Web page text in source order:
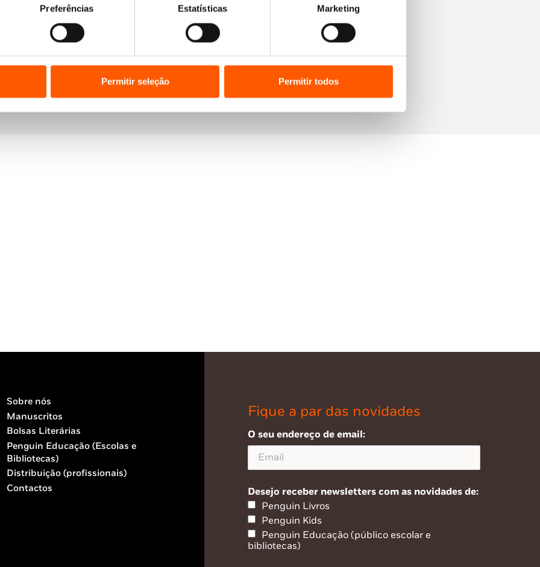
Preferências Estatísticas Marketing
Permitir seleção Permitir todos
Sobre nós
Manuscritos
Bolsas Literárias
Penguin Educação (Escolas e
Bibliotecas)
Distribuição (profissionais)
Contactos
Fique a par das novidades
O seu endereço de email:
Desejo receber newsletters com as novidades de:
Penguin Livros
Penguin Kids
Penguin Educação (público escolar e
bibliotecas)